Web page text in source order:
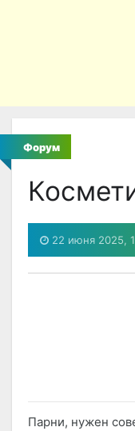
Форум
22 июня 2025,
Парни, нужен